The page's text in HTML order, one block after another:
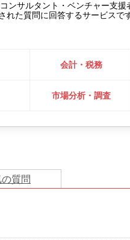
ンサルタント・ベンチャー支
た質問に回答するサービスです
会計・税務
市場分析・調査
の質問